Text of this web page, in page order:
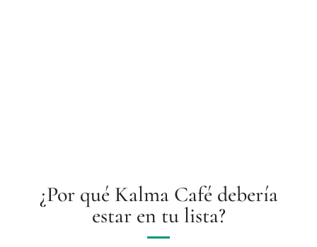
¿Por qué Kalma Café debería
estar en tu lista?